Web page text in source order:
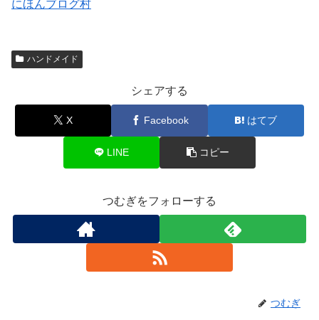
にほんブログ村
ハンドメイド
シェアする
X Facebook はてブ
LINE コピー
つむぎをフォローする
つむぎ